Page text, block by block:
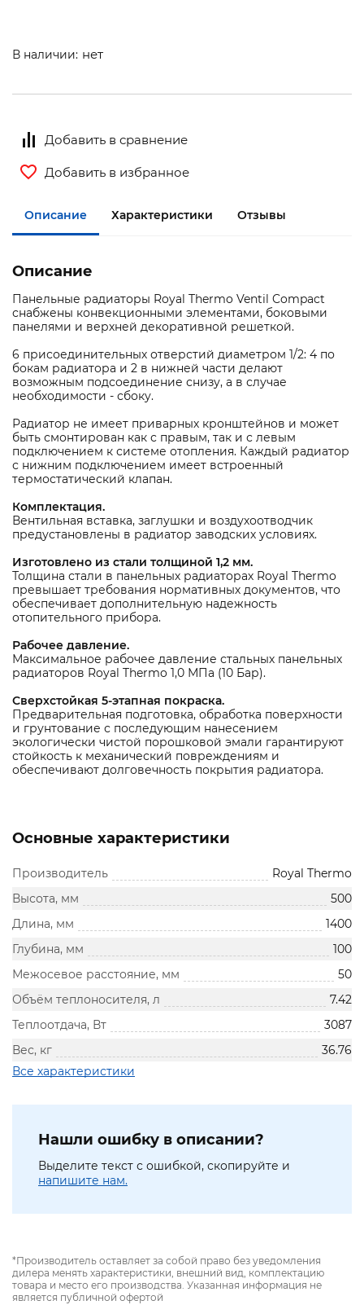
В наличии: нет
Добавить в сравнение
Добавить в избранное
Описание Характеристики Отзывы
Описание
Панельные радиаторы Royal Thermo Ventil Compact
снабжены конвекционными элементами, боковыми
панелями и верхней декоративной решеткой.
6 присоединительных отверстий диаметром 1/2: 4 по
бокам радиатора и 2 в нижней части делают
возможным подсоединение снизу, а в случае
необходимости - сбоку.
Радиатор не имеет приварных кронштейнов и может
быть смонтирован как с правым, так и с левым
подключением к системе отопления. Каждый радиатор
с нижним подключением имеет встроенный
термостатический клапан.
Комплектация.
Вентильная вставка, заглушки и воздухоотводчик
предустановлены в радиатор заводских условиях.
Изготовлено из стали толщиной 1,2 мм.
Толщина стали в панельных радиаторах Royal Thermo
превышает требования нормативных документов, что
обеспечивает дополнительную надежность
отопительного прибора.
Рабочее давление.
Максимальное рабочее давление стальных панельных
радиаторов Royal Thermo 1,0 МПа (10 Бар).
Сверхстойкая 5-этапная покраска.
Предварительная подготовка, обработка поверхности
и грунтование с последующим нанесением
экологически чистой порошковой эмали гарантируют
стойкость к механический повреждениям и
обеспечивают долговечность покрытия радиатора.
Основные характеристики
Производитель
Royal Thermo
Высота, мм
500
Длина, мм
1400
Глубина, мм
100
Межосевое расстояние, мм
50
Объём теплоносителя, л
7.42
Теплоотдача, Вт
3087
Вес, кг
36.76
Все характеристики
Нашли ошибку в описании?
Выделите текст с ошибкой, скопируйте и
напишите нам.
*Производитель оставляет за собой право без уведомления
дилера менять характеристики, внешний вид, комплектацию
товара и место его производства. Указанная информация не
является публичной офертой